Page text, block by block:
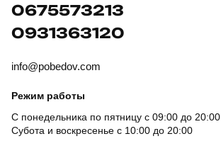
0675573213
0931363120
info@pobedov.com
Режим работы
С понедельника по пятницу с 09:00 до 20:00
Субота и воскресенье с 10:00 до 20:00